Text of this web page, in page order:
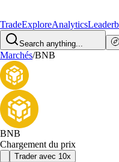
TradeExploreAnalytics
Search anything...
Marchés/BNB
BNB
Chargement du prix
Trader avec 10x